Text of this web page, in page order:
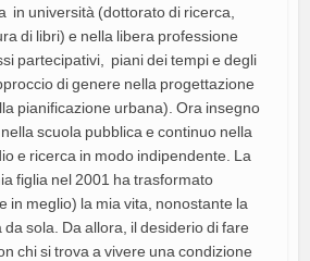
in università (dottorato di ricerca,
di libri) e nella libera professione
partecipativi, piani dei tempi e degli
di genere nella progettazione
pianificazione urbana). Ora insegno
scuola pubblica e continuo nella
e ricerca in modo indipendente. La
figlia nel 2001 ha trasformato
in meglio) la mia vita, nonostante la
sola. Da allora, il desiderio di fare
chi si trova a vivere una condizione